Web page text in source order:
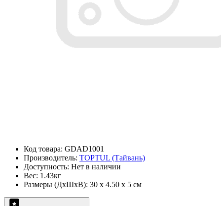
Код товара: GDAD1001
Производитель: TOPTUL (Тайвань)
Доступность: Нет в наличии
Вес: 1.43кг
Размеры (ДxШxВ): 30 x 4.50 x 5 см